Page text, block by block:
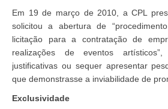
Em 19 de março de 2010, a CPL
solicitou a abertura de
licitação para a contratação de
realizações de eventos
justificativas ou sequer apresentar
que demonstrasse a inviabilidade de
Exclusividade